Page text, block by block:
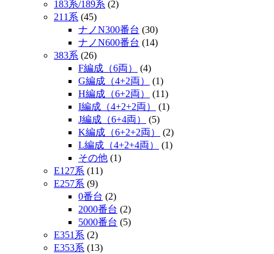
183系/189系 (2)
211系 (45)
ナノN300番台 (30)
ナノN600番台 (14)
383系 (26)
F編成（6両）
(4)
G編成（4+2両）
(1)
H編成（6+2両）
(11)
I編成（4+2+2両）
(1)
J編成（6+4両）
(5)
K編成（6+2+2両）
(2)
L編成（4+2+4両）
(1)
その他 (1)
E127系 (11)
E257系 (9)
0番台 (2)
2000番台 (2)
5000番台 (5)
E351系 (2)
E353系 (13)